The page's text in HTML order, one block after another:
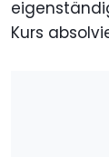
Kurs